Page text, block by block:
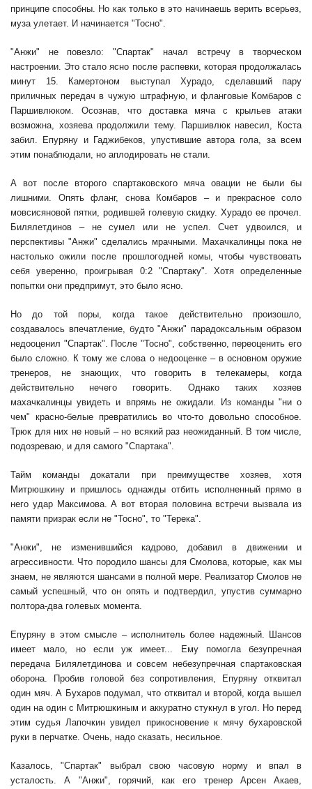
принципе способны. Но как только в это начинаешь верить всерьез,
муза улетает. И начинается "Тосно".
"Анжи" не повезло: "Спартак" начал встречу в творческом
настроении. Это стало ясно после распевки, которая продолжалась
минут 15. Камертоном выступал Хурадо, сделавший пару
приличных передач в чужую штрафную, и фланговые Комбаров с
Паршивлюком. Осознав, что доставка мяча с крыльев атаки
возможна, хозяева продолжили тему. Паршивлюк навесил, Коста
забил. Епуряну и Гаджибеков, упустившие автора гола, за всем
этим понаблюдали, но аплодировать не стали.
А вот после второго спартаковского мяча овации не были бы
лишними. Опять фланг, снова Комбаров – и прекрасное соло
мовсисяновой пятки, родившей голевую скидку. Хурадо ее прочел.
Билялетдинов – не сумел или не успел. Счет удвоился, и
перспективы "Анжи" сделались мрачными. Махачкалинцы пока не
настолько ожили после прошлогодней комы, чтобы чувствовать
себя уверенно, проигрывая 0:2 "Спартаку". Хотя определенные
попытки они предпримут, это было ясно.
Но до той поры, когда такое действительно произошло,
создавалось впечатление, будто "Анжи" парадоксальным образом
недооценил "Спартак". После "Тосно", собственно, переоценить его
было сложно. К тому же слова о недооценке – в основном оружие
тренеров, не знающих, что говорить в телекамеры, когда
действительно нечего говорить. Однако таких хозяев
махачкалинцы увидеть и впрямь не ожидали. Из команды "ни о
чем" красно-белые превратились во что-то довольно способное.
Трюк для них не новый – но всякий раз неожиданный. В том числе,
подозреваю, и для самого "Спартака".
Тайм команды докатали при преимуществе хозяев, хотя
Митрюшкину и пришлось однажды отбить исполненный прямо в
него удар Максимова. А вот вторая половина встречи вызвала из
памяти призрак если не "Тосно", то "Терека".
"Анжи", не изменившийся кадрово, добавил в движении и
агрессивности. Что породило шансы для Смолова, которые, как мы
знаем, не являются шансами в полной мере. Реализатор Смолов не
самый успешный, что он опять и подтвердил, упустив суммарно
полтора-два голевых момента.
Епуряну в этом смысле – исполнитель более надежный. Шансов
имеет мало, но если уж имеет... Ему помогла безупречная
передача Билялетдинова и совсем небезупречная спартаковская
оборона. Пробив головой без сопротивления, Епуряну отквитал
один мяч. А Бухаров подумал, что отквитал и второй, когда вышел
один на один с Митрюшкиным и аккуратно стукнул в угол. Но перед
этим судья Лапочкин увидел прикосновение к мячу бухаровской
руки в перчатке. Очень, надо сказать, несильное.
Казалось, "Спартак" выбрал свою часовую норму и впал в
усталость. А "Анжи", горячий, как его тренер Арсен Акаев,